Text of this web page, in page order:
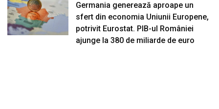
Germania generează aproape un
sfert din economia Uniunii Europene,
potrivit Eurostat. PIB-ul României
ajunge la 380 de miliarde de euro